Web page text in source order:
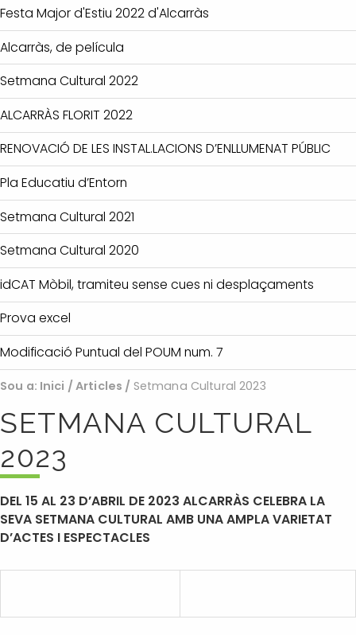
Festa Major d'Estiu 2022 d'Alcarràs
Alcarràs, de película
Setmana Cultural 2022
ALCARRÀS FLORIT 2022
RENOVACIÓ DE LES INSTAL.LACIONS D’ENLLUMENAT PÚBLIC
Pla Educatiu d’Entorn
Setmana Cultural 2021
Setmana Cultural 2020
idCAT Mòbil, tramiteu sense cues ni desplaçaments
Prova excel
Modificació Puntual del POUM num. 7
Sou a: Inici /Articles / Setmana Cultural 2023
SETMANA CULTURAL
2023
DEL 15 AL 23 D’ABRIL DE 2023 ALCARRÀS CELEBRA LA
SEVA SETMANA CULTURAL AMB UNA AMPLA VARIETAT
D’ACTES I ESPECTACLES